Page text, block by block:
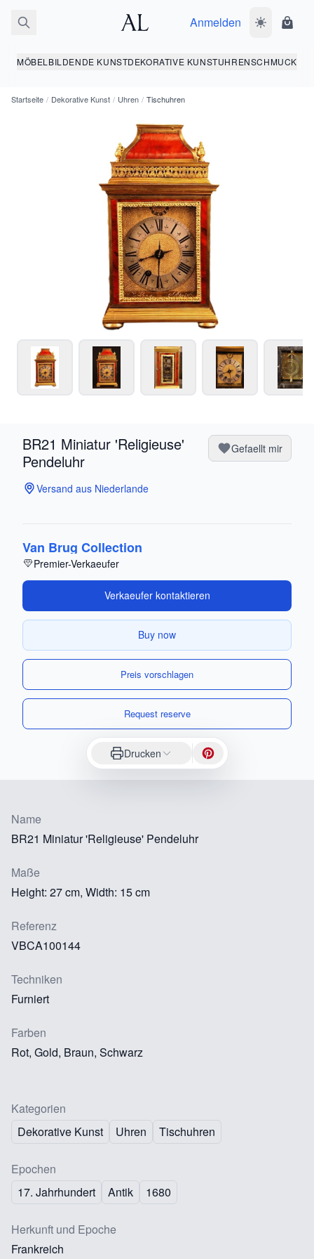
Anmelden
MÖBEL BILDENDE KUNSTDEKORATIVE KUNSTUHRENSCHMUCK
Startseite / Dekorative Kunst / Uhren / Tischuhren
BR21 Miniatur 'Religieuse'
Pendeluhr
Gefaellt mir
Versand aus Niederlande
Van Brug Collection
Premier-Verkaeufer
Verkaeufer kontaktieren
Buy now
Preis vorschlagen
Request reserve
Drucken
Name
BR21 Miniatur 'Religieuse' Pendeluhr
Maße
Height: 27 cm, Width: 15 cm
Referenz
VBCA100144
Techniken
Furniert
Farben
Rot, Gold, Braun, Schwarz
Kategorien
Dekorative Kunst
Uhren Tischuhren
Epochen
17. Jahrhundert
Antik 1680
Herkunft und Epoche
Frankreich